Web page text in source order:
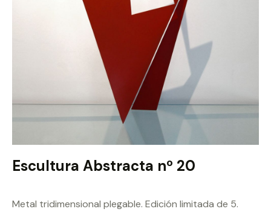
Escultura Abstracta nº 20
Metal tridimensional plegable. Edición limitada de 5.